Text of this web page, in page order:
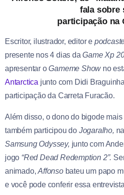
fala sobre
participação na
Escritor, ilustrador, editor e
presente nos 4 dias daGame Xp
apresentar oGameme Showno
Antarctica junto com Didi
participação da Carreta Furacão.
Além disso, o dono do bigode mais
também participou do Jogaralho,
Samsung Odyssey, junto com
jogo “Red Dead Redemption 2”.
animado,Affonsobateu um papo
e você pode conferir essa